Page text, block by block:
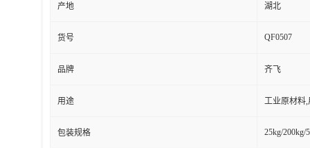
产地 湖北
货号 QF0507
品牌 齐飞
用途 工业原材料
包装规格 25kg/200kg/